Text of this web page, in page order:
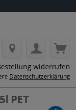
widerrufen
Datenschutzerklärung
PET